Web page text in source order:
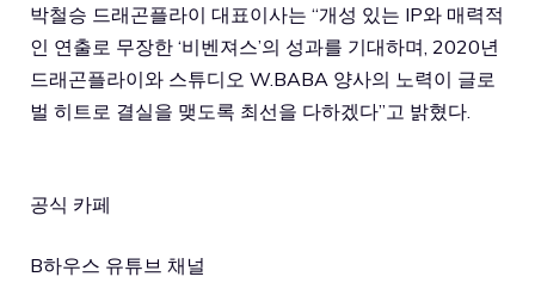
박철승 드래곤플라이 대표이사는 “개성 있는 IP와 매력적
인 연출로 무장한 ‘비벤져스’의 성과를 기대하며, 2020년
드래곤플라이와 스튜디오 W.BABA 양사의 노력이 글로
벌 히트로 결실을 맺도록 최선을 다하겠다”고 밝혔다.
공식 카페
B하우스 유튜브 채널